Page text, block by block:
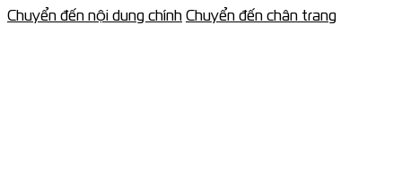
Chuyển đến nội dung chính Chuyển đến chân trang